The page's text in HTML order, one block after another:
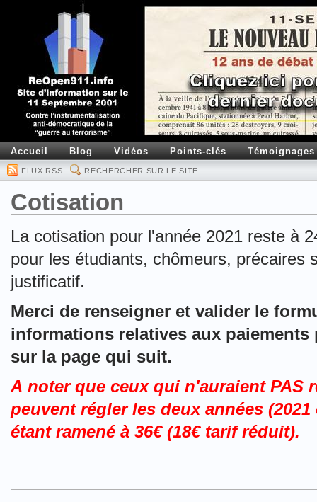
Accueil Blog Vidéos Points-clés Témoignages
FLUX RSS RECHERCHER SUR LE SITE
Cotisation
La cotisation pour l'année 2021 reste à
pour les étudiants, chômeurs, précaires
justificatif.
Merci de renseigner et valider le
informations relatives aux
sur la page qui suit.
A noter que ceux qui n'auraient PAS
peuvent régler les deux années
étant ramené à 36€(18€ tarif réduit).